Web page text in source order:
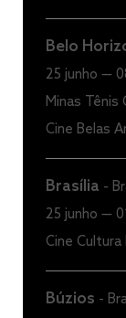
Belo
25 junho —
Minas Tênis
Cine Belas
Brasília -
25 junho —
Cine
Búzios -